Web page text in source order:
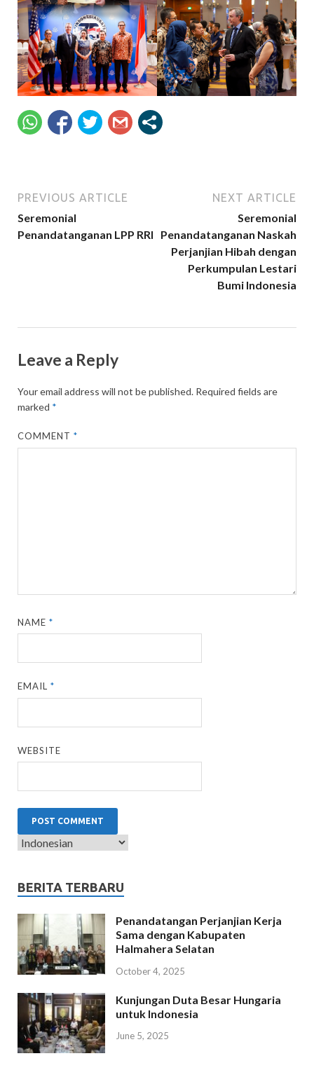
PREVIOUS ARTICLE
Seremonial
Penandatanganan LPP RRI
NEXT ARTICLE
Seremonial
Penandatanganan Naskah
Perjanjian Hibah dengan
Perkumpulan Lestari
Bumi Indonesia
Leave a Reply
Your email address will not be published. Required fields are
marked *
COMMENT*
NAME*
EMAIL*
WEBSITE
BERITA TERBARU
Penandatangan Perjanjian Kerja
Sama dengan Kabupaten
Halmahera Selatan
October 4, 2025
Kunjungan Duta Besar Hungaria
untuk Indonesia
June 5, 2025